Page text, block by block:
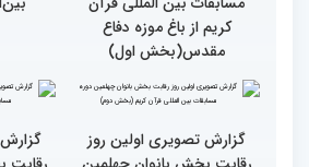
گزارش تصویری دومین روز
رقابت بخش برادران
چهلمین دوره مسابقات
بین‌المللی قرآن کریم(بخش